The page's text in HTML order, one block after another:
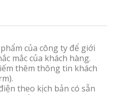
của công ty để giới
mắc của khách hàng.
thêm thông tin khách
theo kịch bản có sẵn